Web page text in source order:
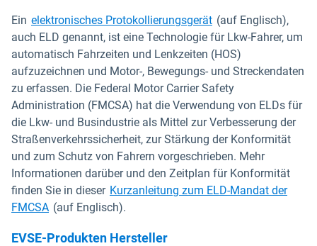
Ein elektronisches Protokollierungsgerät (auf Englisch),
auch ELD genannt, ist eine Technologie für Lkw-Fahrer, um
automatisch Fahrzeiten und Lenkzeiten (HOS)
aufzuzeichnen und Motor-, Bewegungs- und Streckendaten
zu erfassen. Die Federal Motor Carrier Safety
Administration (FMCSA) hat die Verwendung von ELDs für
die Lkw- und Busindustrie als Mittel zur Verbesserung der
Straßenverkehrssicherheit, zur Stärkung der Konformität
und zum Schutz von Fahrern vorgeschrieben. Mehr
Informationen darüber und den Zeitplan für Konformität
finden Sie in dieser Kurzanleitung zum ELD-Mandat der
FMCSA (auf Englisch).
EVSE-Produkten Hersteller